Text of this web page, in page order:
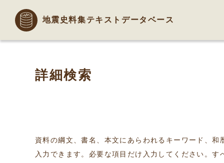
地震史料集テキストデータベース
詳細検索
資料の綱文、書名、本文にあらわれるキーワード、
入力できます。必要な項目だけ入力してください。